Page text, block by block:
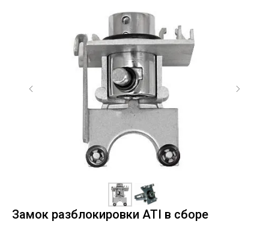
Замок разблокировки ATI в сборе